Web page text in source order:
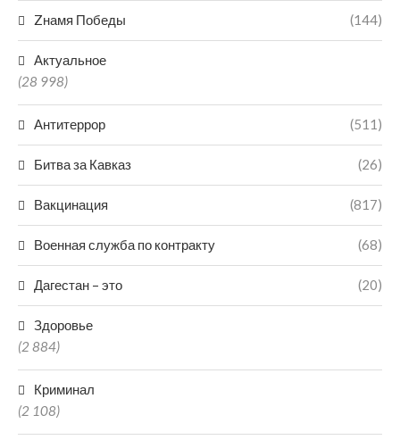
Zнамя Победы (144)
Актуальное
(28 998)
Антитеррор (511)
Битва за Кавказ (26)
Вакцинация (817)
Военная служба по контракту (68)
Дагестан – это (20)
Здоровье
(2 884)
Криминал
(2 108)